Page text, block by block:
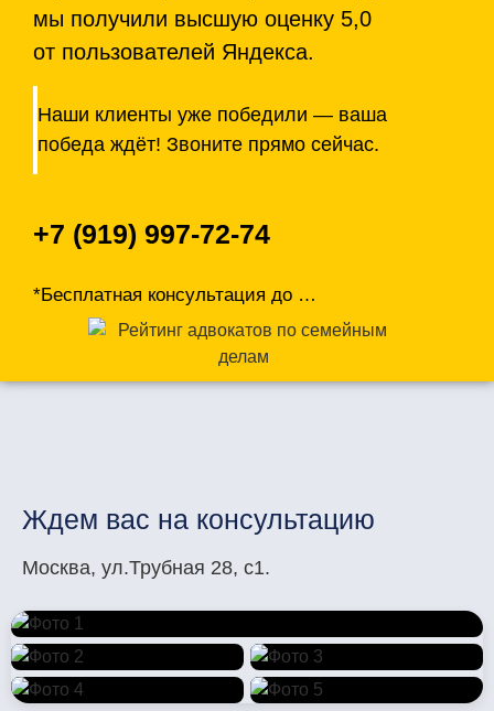
мы получили высшую оценку 5,0
от пользователей Яндекса.
Наши клиенты уже победили — ваша
победа ждёт! Звоните прямо сейчас.
+7 (919) 997-72-74
*Бесплатная консультация до …
Ждем вас на консультацию
Москва, ул.Трубная 28, с1.